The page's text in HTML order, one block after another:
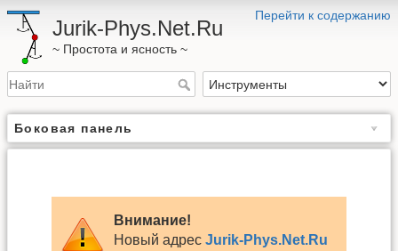
Перейти к содержанию
Jurik-Phys.Net.Ru
~ Простота и ясность ~
Боковая панель
Внимание!
Новый адресJurik-Phys.Net.Ru